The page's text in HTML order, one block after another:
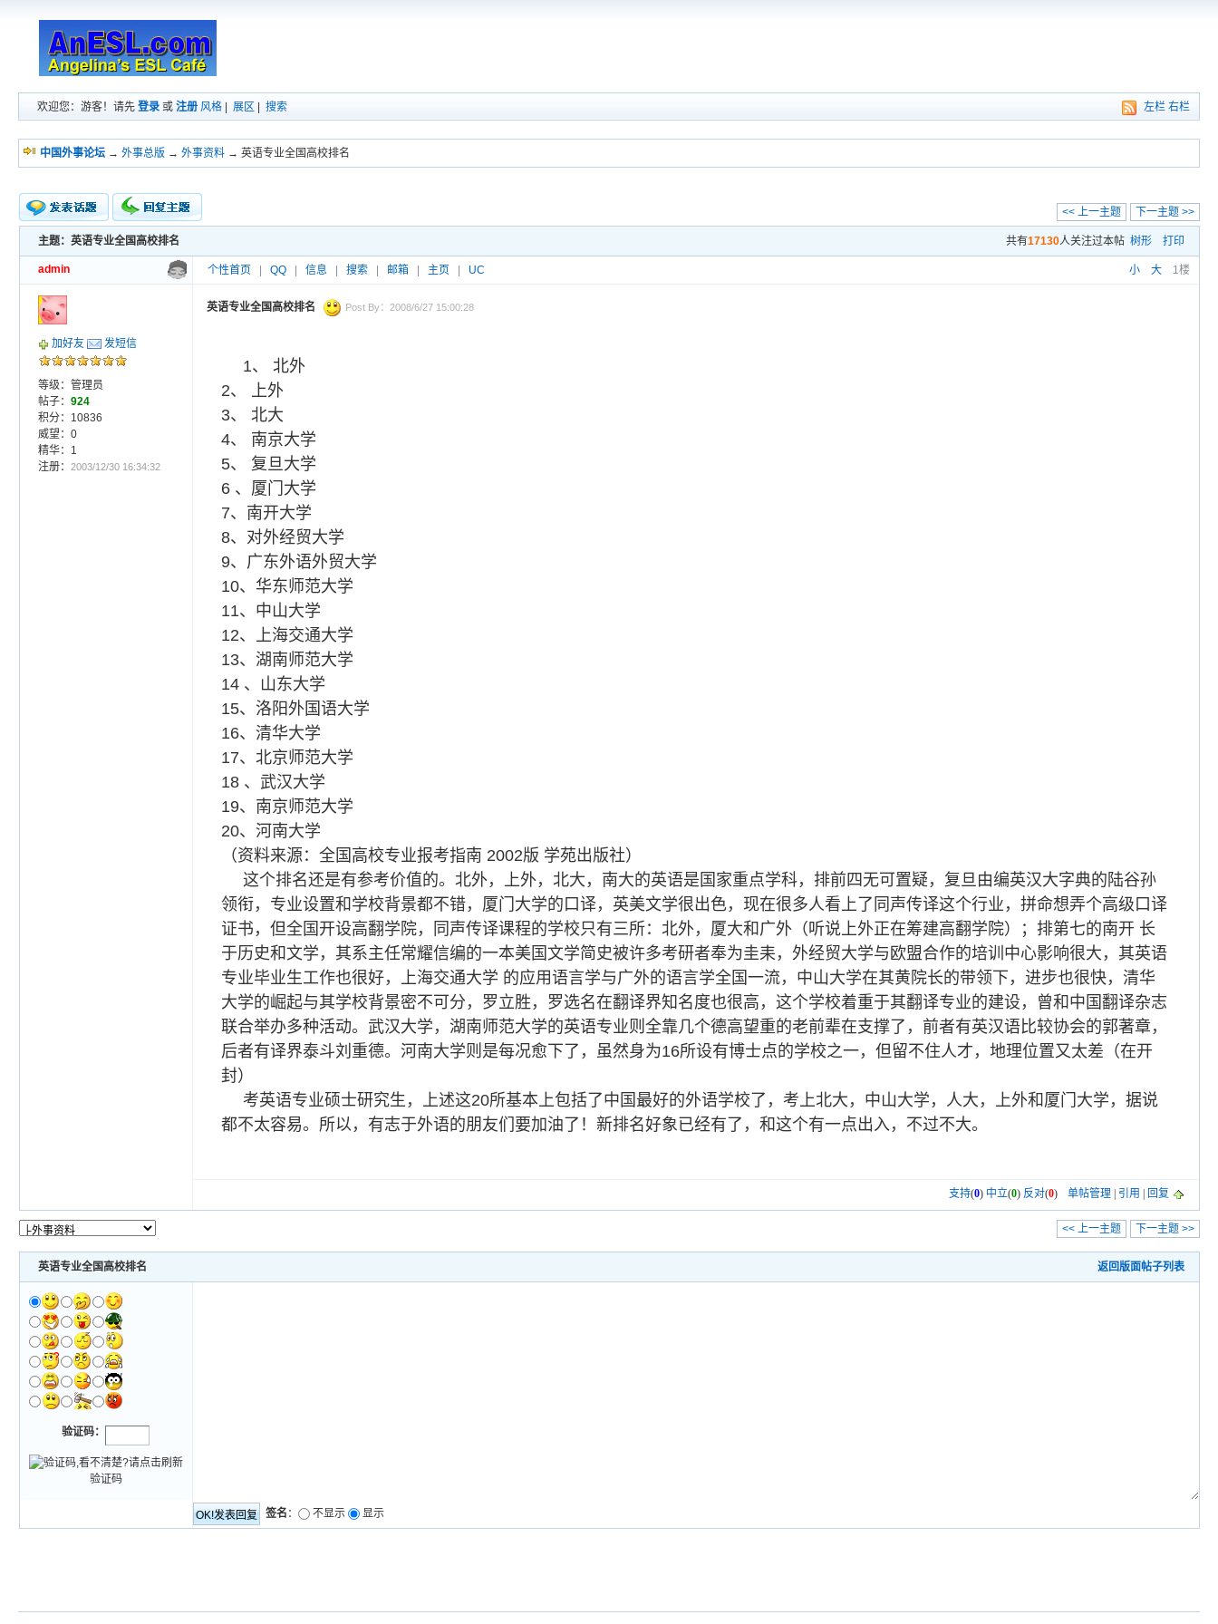
左栏 右栏
欢迎您：游客！请先登录 或注册 风格 |展区 |搜索
中国外事论坛 →外事总版 →外事资料 → 英语专业全国高校排名
新的主题
投票帖
小字报
下一主题 >>
<< 上一主题
共有17130人关注过本帖 树形 打印
主题：英语专业全国高校排名
admin 小 大 1楼
个性首页 QQ 信息 搜索 邮箱 主页 UC
加好友 发短信
等级：管理员
帖子： 924
积分：10836
威望：0
精华：1
注册：
2003/12/30 16:34:32
英语专业全国高校排名 Post By：2008/6/27 15:00:28
1、 北外
2、 上外
3、 北大
4、 南京大学
5、 复旦大学
6 、厦门大学
7、南开大学
8、对外经贸大学
9、广东外语外贸大学
10、华东师范大学
11、中山大学
12、上海交通大学
13、湖南师范大学
14 、山东大学
15、洛阳外国语大学
16、清华大学
17、北京师范大学
18 、武汉大学
19、南京师范大学
20、河南大学
（资料来源：全国高校专业报考指南 2002版 学苑出版社）
这个排名还是有参考价值的。 北外，上外，北大，南大的英语是国家重点学科，排前四无可置疑， 复旦由编英汉大字典的陆谷孙
领衔，专业设置和学校背景都不错， 厦门大学的口译，英美文学很出色，现在很多人看上了同声传译这个行业，拼命想弄个高级口译
证书，但全国开设高翻学院，同声传译课程的学校只有三所：北外，厦大和广外（听说上外正在筹建高翻学院）； 排第七的南开 长
于历史和文学，其系主任常耀信编的一本美国文学简史被许多考研者奉为圭耒， 外经贸大学与欧盟合作的培训中心影响很大，其英语
专业毕业生工作也很好， 上海交通大学 的应用语言学与广外的语言学全国一流， 中山大学在其黄院长的带领下，进步也很快， 清华
大学的崛起与其学校背景密不可分，罗立胜，罗选名在翻译界知名度也很高，这个学校着重于其翻译专业的建设，曾和中国翻译杂志
联合举办多种活动。 武汉大学，湖南师范大学的英语专业则全靠几个德高望重的老前辈在支撑了，前者有英汉语比较协会的郭著章，
后者有译界泰斗刘重德。 河南大学则是每况愈下了，虽然身为16所设有博士点的学校之一，但留不住人才，地理位置又太差（在开
封）
考英语专业硕士研究生，上述这20所基本上包括了中国最好的外语学校了，考上北大，中山大学，人大，上外和厦门大学，据说
都不太容易。所以，有志于外语的朋友们要加油了！新排名好象已经有了，和这个有一点出入，不过不大。
支持(0) 中立(0) 反对(0) 单帖管理 引用 回复
下一主题 >>
<< 上一主题
返回版面帖子列表
英语专业全国高校排名
验证码：
签名 ： 不显示 显示